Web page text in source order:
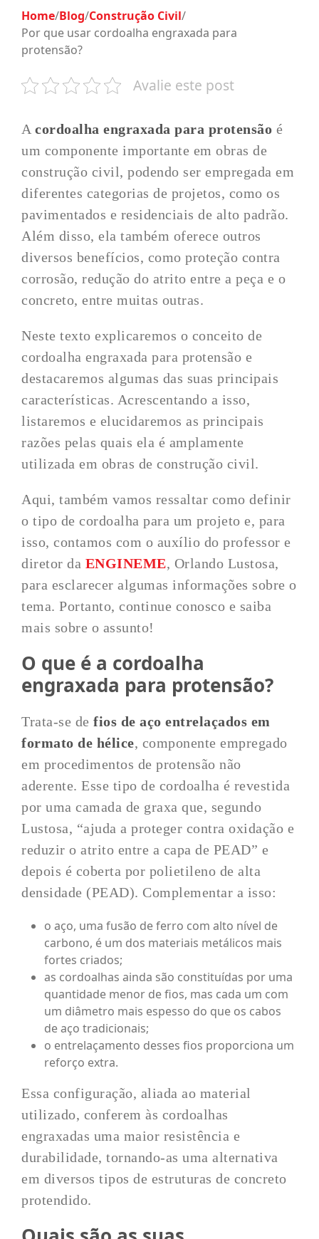
Home/Blog/Construção Civil/
Por que usar cordoalha engraxada para
protensão?
Avalie este post
Acordoalha engraxada para protensão é
um componente importante em obras de
construção civil, podendo ser empregada em
diferentes categorias de projetos, como os
pavimentados e residenciais de alto padrão.
Além disso, ela também oferece outros
diversos benefícios, como proteção contra
corrosão, redução do atrito entre a peça e o
concreto, entre muitas outras.
Neste texto explicaremos o conceito de
cordoalha engraxada para protensão e
destacaremos algumas das suas principais
características. Acrescentando a isso,
listaremos e elucidaremos as principais
razões pelas quais ela é amplamente
utilizada em obras de construção civil.
Aqui, também vamos ressaltar como definir
o tipo de cordoalha para um projeto e, para
isso, contamos com o auxílio do professor e
diretor da ENGINEME, Orlando Lustosa,
para esclarecer algumas informações sobre o
tema. Portanto, continue conosco e saiba
mais sobre o assunto!
O que é a cordoalha
engraxada para protensão?
Trata-se defios de aço entrelaçados em
formato de hélice, componente empregado
em procedimentos de protensão não
aderente. Esse tipo de cordoalha é revestida
por uma camada de graxa que, segundo
Lustosa, “ajuda a proteger contra oxidação e
reduzir o atrito entre a capa de PEAD” e
depois é coberta por polietileno de alta
densidade (PEAD). Complementar a isso:
o aço, uma fusão de ferro com alto nível de
carbono, é um dos materiais metálicos mais
fortes criados;
as cordoalhas ainda são constituídas por uma
quantidade menor de fios, mas cada um com
um diâmetro mais espesso do que os cabos
de aço tradicionais;
o entrelaçamento desses fios proporciona um
reforço extra.
Essa configuração, aliada ao material
utilizado, conferem às cordoalhas
engraxadas uma maior resistência e
durabilidade, tornando-as uma alternativa
em diversos tipos de estruturas de concreto
protendido.